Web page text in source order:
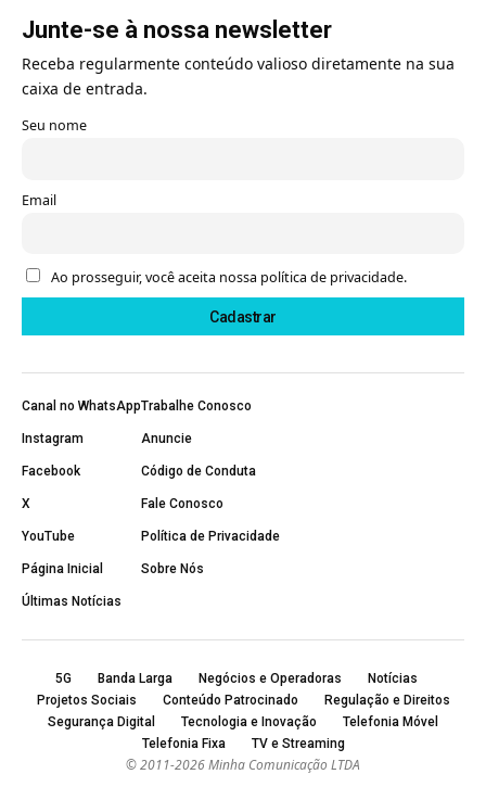
Junte-se à nossa newsletter
Receba regularmente conteúdo valioso diretamente na sua
caixa de entrada.
Seu nome
Email
Ao prosseguir, você aceita nossa política de privacidade.
Canal no WhatsApp
Instagram
Facebook
X
YouTube
Página Inicial
Últimas Notícias
Trabalhe Conosco
Anuncie
Código de Conduta
Fale Conosco
Política de Privacidade
Sobre Nós
5G Banda Larga Negócios e Operadoras
Notícias
Projetos Sociais
Conteúdo Patrocinado
Regulação e Direitos
Segurança Digital
Tecnologia e Inovação
Telefonia Móvel
Telefonia Fixa
TV e Streaming
© 2011-2026 Minha Comunicação LTDA